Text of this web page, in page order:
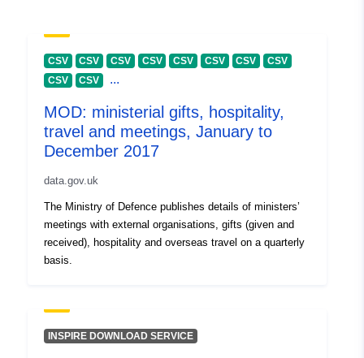
uriRef:
http://data.europa.eu/88u/dataset/
zenodo-org-7641087
Prieigos teisės: public
Ankstesnė
Rūšis:
Išteklius:
http://purl.org/dc/dcmitype/Dataset
CSV CSV CSV CSV CSV CSV CSV
CSV
CSV
CSV ...
MOD: ministerial gifts, hospitality,
travel and meetings, January to
December 2017
data.gov.uk
The Ministry of Defence publishes details of ministers’
meetings with external organisations, gifts (given and
received), hospitality and overseas travel on a quarterly
basis.
INSPIRE DOWNLOAD SERVICE